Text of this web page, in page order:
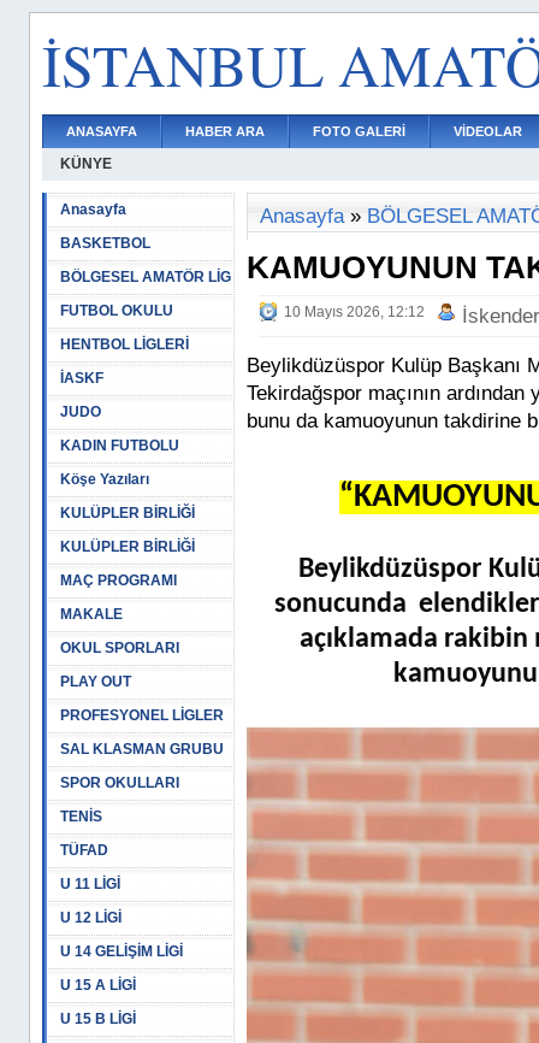
İSTANBUL
ANASAYFA HABER ARA FOTO GALERİ VİDEOLAR
KÜNYE
Anasayfa
BASKETBOL
BÖLGESEL AMATÖR LİG
FUTBOL OKULU
HENTBOL LİGLERİ
İASKF
JUDO
KADIN FUTBOLU
Köşe Yazıları
KULÜPLER BİRLİĞİ
KULÜPLER BİRLİĞİ
MAÇ PROGRAMI
MAKALE
OKUL SPORLARI
PLAY OUT
PROFESYONEL LİGLER
SAL KLASMAN GRUBU
SPOR OKULLARI
TENİS
TÜFAD
U 11 LİGİ
U 12 LİGİ
U 14 GELİŞİM LİGİ
U 15 A LİGİ
U 15 B LİGİ
Anasayfa» BÖLGESEL
KAMUOYUNUN
10 Mayıs 2026, 12:12
Beylikdüzüspor Kulüp Başkanı
Tekirdağspor maçının ardından
bunu da kamuoyunun takdirine
Beylikdüzüspor
sonucunda
açıklamada rakibin